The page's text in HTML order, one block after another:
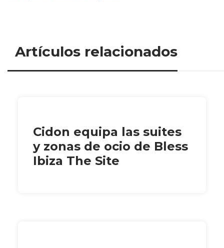
Artículos relacionados
Cidon equipa las suites
y zonas de ocio de Bless
Ibiza The Site